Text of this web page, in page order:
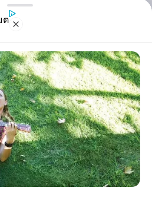
ามรัก จาก
ณมาทำนาย ดวงความรัก จาก ตำรา
วันอาทิตย์ถึงวันเสาร์ เป็นสำคัญ ความ
ลอง
ต